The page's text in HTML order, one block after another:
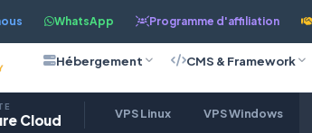
WhatsApp Programme d'affiliation
Hébergement CMS & Framework
Cloud VPS Linux VPS Windows